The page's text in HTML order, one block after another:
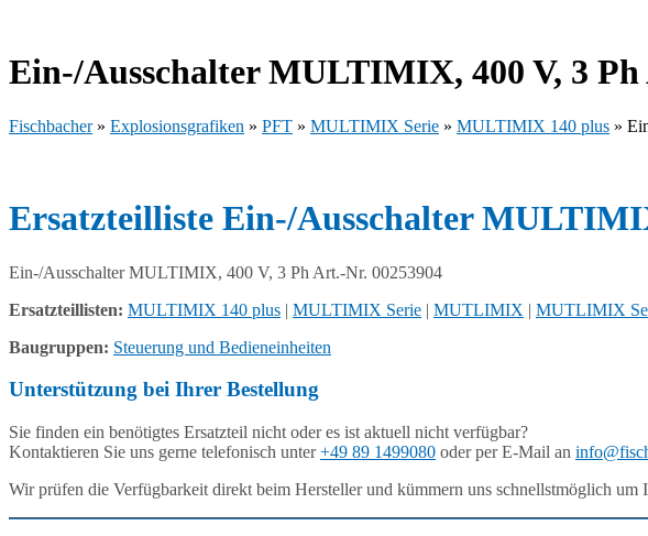
Ein-/Ausschalter MULTIMIX, 400 V, 3 Ph
Fischbacher» Explosionsgrafiken » PFT » MULTIMIX Serie » MULTIMIX 140 plus »
Ersatzteilliste Ein-/Ausschalter
Ein-/Ausschalter MULTIMIX, 400 V, 3 Ph Art.-Nr. 00253904
Ersatzteillisten: MULTIMIX 140 plus | MULTIMIX Serie | MUTLIMIX | MUTLIMIX
Baugruppen: Steuerung und Bedieneinheiten
Unterstützung bei Ihrer Bestellung
Sie finden ein benötigtes Ersatzteil nicht oder es ist aktuell nicht verfügbar?
Kontaktieren Sie uns gerne telefonisch unter+49 89 1499080 oder per E-Mail an
Wir prüfen die Verfügbarkeit direkt beim Hersteller und kümmern uns schnellstmöglich um